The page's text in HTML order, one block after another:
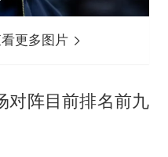
更多图片
对阵目前排名前九